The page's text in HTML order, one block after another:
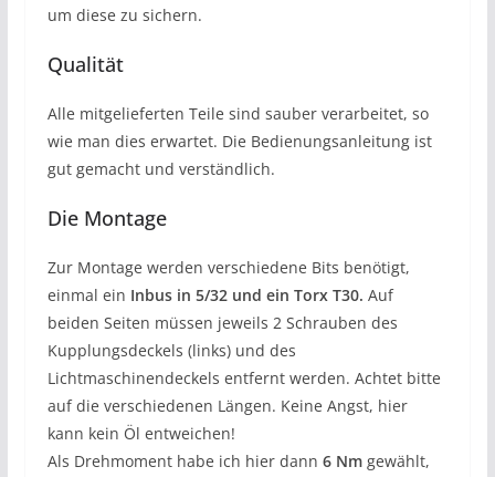
um diese zu sichern.
Qualität
Alle mitgelieferten Teile sind sauber verarbeitet, so
wie man dies erwartet. Die Bedienungsanleitung ist
gut gemacht und verständlich.
Die Montage
Zur Montage werden verschiedene Bits benötigt,
einmal ein Inbus in 5/32 und ein Torx T30. Auf
beiden Seiten müssen jeweils 2 Schrauben des
Kupplungsdeckels (links) und des
Lichtmaschinendeckels entfernt werden. Achtet bitte
auf die verschiedenen Längen. Keine Angst, hier
kann kein Öl entweichen!
Als Drehmoment habe ich hier dann 6 Nmgewählt,